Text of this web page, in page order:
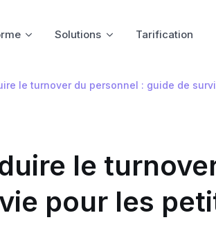
Solutions Tarification
le turnover du personnel : guide de
le
pour les